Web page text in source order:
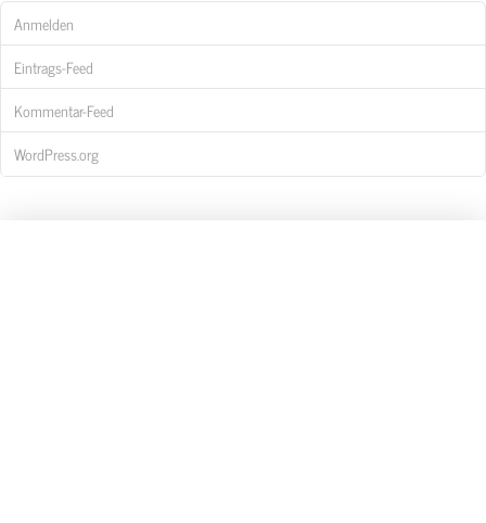
Anmelden
Eintrags-Feed
Kommentar-Feed
WordPress.org